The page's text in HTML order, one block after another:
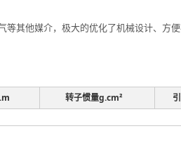
其他媒介，极大的优化了机械设计、方
转子惯量g.cm²